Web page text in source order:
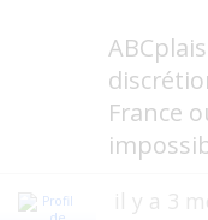
France
il y a 3